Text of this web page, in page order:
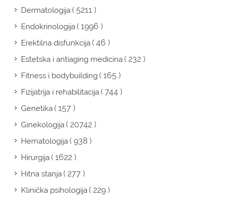
Dermatologija( 5211 )
Endokrinologija( 1996 )
Erektilna disfunkcija( 46 )
Estetska i antiaging medicina( 232 )
Fitness i bodybuilding( 165 )
Fizijatrija i rehabilitacija( 744 )
Genetika( 157 )
Ginekologija( 20742 )
Hematologija( 938 )
Hirurgija( 1622 )
Hitna stanja( 277 )
Klinička psihologija( 229 )